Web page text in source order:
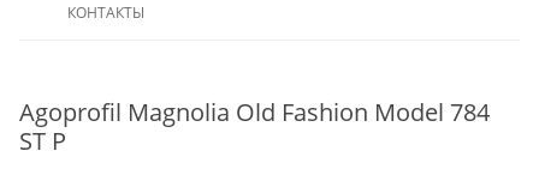
КОНТАКТЫ
Agoprofil Magnolia Old Fashion Model 784
ST P